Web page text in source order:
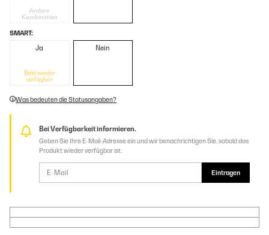
Andere
Kombination
SMART:
Ja
Bald wieder
verfügbar
Nein
Was bedeuten die Statusangaben?
Bei Verfügbarkeit informieren.
Geben Sie Ihre E-Mail-Adresse ein und wir benachrichtigen Sie, sobald das
Produkt wieder verfügbar ist.
Eintragen